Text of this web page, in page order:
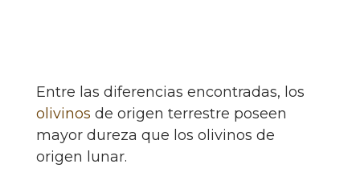
Entre las diferencias encontradas, los
olivinos de origen terrestre poseen
mayor dureza que los olivinos de
origen lunar.